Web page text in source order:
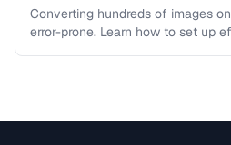
Processing
Converting hundreds of images
error-prone. Learn how to set up